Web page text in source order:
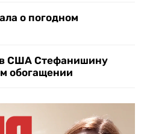
о погодном
США Стефанишину
обогащении